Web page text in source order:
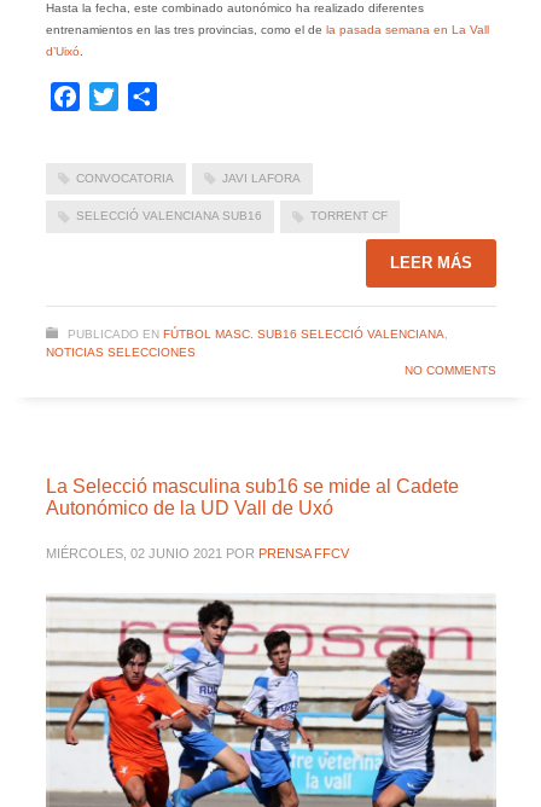
Hasta la fecha, este combinado autonómico ha realizado diferentes
entrenamientos en las tres provincias, como el de la pasada semana en La Vall
d’Uixó.
Facebook
Twitter
CONVOCATORIA JAVI LAFORA
SELECCIÓ VALENCIANA SUB16 TORRENT CF
LEER MÁS
PUBLICADO EN FÚTBOL MASC. SUB16 SELECCIÓ VALENCIANA
NOTICIAS SELECCIONES
NO COMMENTS
La Selecció masculina sub16 se mide al Cadete
Autonómico de la UD Vall de Uxó
MIÉRCOLES, 02 JUNIO 2021 POR PRENSA FFCV